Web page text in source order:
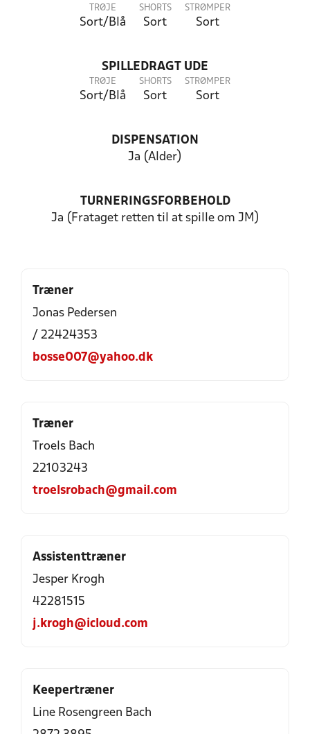
TRØJE
Sort/Blå
SHORTS
Sort
STRØMPER
Sort
SPILLEDRAGT UDE
TRØJE
Sort/Blå
SHORTS
Sort
STRØMPER
Sort
DISPENSATION
Ja (Alder)
TURNERINGSFORBEHOLD
Ja (Frataget retten til at spille om JM)
Træner
Jonas Pedersen
/ 22424353
bosse007@yahoo.dk
Træner
Troels Bach
22103243
troelsrobach@gmail.com
Assistenttræner
Jesper Krogh
42281515
j.krogh@icloud.com
Keepertræner
Line Rosengreen Bach